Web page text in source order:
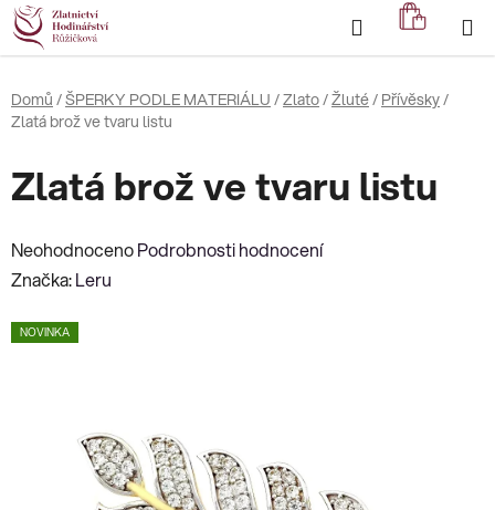
Přejít
na
obsah
Hledat
KOŠÍK
Domů /ŠPERKY PODLE MATERIÁLU /Zlato/Žluté/ Přívěsky/
Zlatá brož ve tvaru listu
Zlatá brož ve tvaru listu
Průměrné
hodnocení
je
hvězdiček.
NeohodnocenoPodrobnosti hodnocení
Značka:Leru
NOVINKA